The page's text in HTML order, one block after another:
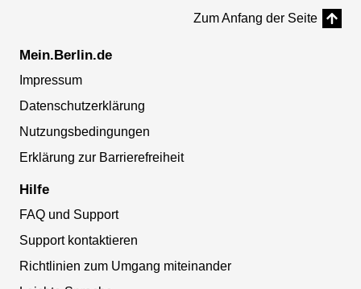
Zum Anfang der Seite
Mein.Berlin.de
Impressum
Datenschutzerklärung
Nutzungsbedingungen
Erklärung zur Barrierefreiheit
Hilfe
FAQ und Support
Support kontaktieren
Richtlinien zum Umgang miteinander